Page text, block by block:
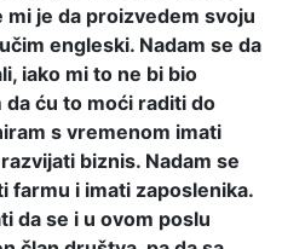
je da proizvedem svoju
engleski. Nadam se da
iako mi to ne bi bio
da ću to moći raditi do
s vremenom imati
biznis. Nadam se
farmu i imati zaposlenika.
da se i u ovom poslu